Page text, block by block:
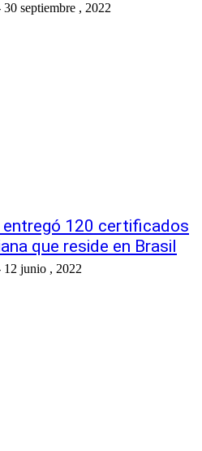
30 septiembre , 2022
entregó 120 certificados
que reside en Brasil
12 junio , 2022